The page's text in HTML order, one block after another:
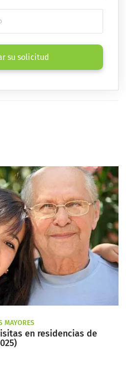
su solicitud
MAYORES
en residencias de